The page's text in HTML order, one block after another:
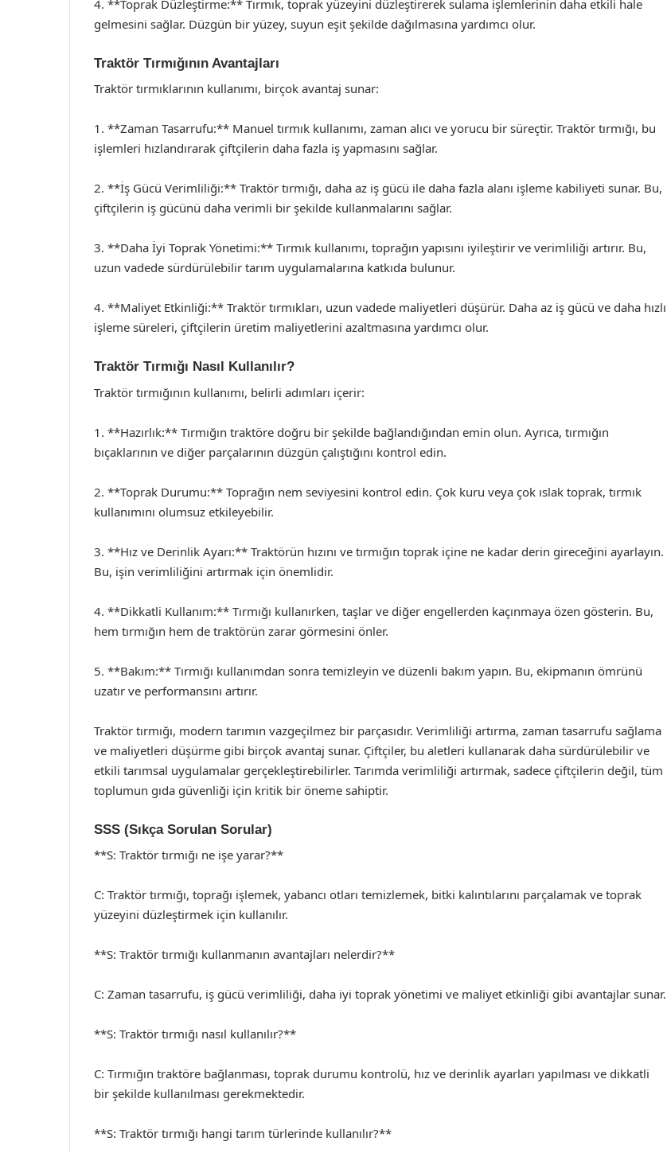
4. **Toprak Düzleştirme:** Tırmık, toprak yüzeyini düzleştirerek sulama işlemlerinin daha etkili hale
gelmesini sağlar. Düzgün bir yüzey, suyun eşit şekilde dağılmasına yardımcı olur.
Traktör Tırmığının Avantajları
Traktör tırmıklarının kullanımı, birçok avantaj sunar:
1. **Zaman Tasarrufu:** Manuel tırmık kullanımı, zaman alıcı ve yorucu bir süreçtir. Traktör tırmığı, bu
işlemleri hızlandırarak çiftçilerin daha fazla iş yapmasını sağlar.
2. **İş Gücü Verimliliği:** Traktör tırmığı, daha az iş gücü ile daha fazla alanı işleme kabiliyeti sunar. Bu,
çiftçilerin iş gücünü daha verimli bir şekilde kullanmalarını sağlar.
3. **Daha İyi Toprak Yönetimi:** Tırmık kullanımı, toprağın yapısını iyileştirir ve verimliliği artırır. Bu,
uzun vadede sürdürülebilir tarım uygulamalarına katkıda bulunur.
4. **Maliyet Etkinliği:** Traktör tırmıkları, uzun vadede maliyetleri düşürür. Daha az iş gücü ve daha hızlı
işleme süreleri, çiftçilerin üretim maliyetlerini azaltmasına yardımcı olur.
Traktör Tırmığı Nasıl Kullanılır?
Traktör tırmığının kullanımı, belirli adımları içerir:
1. **Hazırlık:** Tırmığın traktöre doğru bir şekilde bağlandığından emin olun. Ayrıca, tırmığın
bıçaklarının ve diğer parçalarının düzgün çalıştığını kontrol edin.
2. **Toprak Durumu:** Toprağın nem seviyesini kontrol edin. Çok kuru veya çok ıslak toprak, tırmık
kullanımını olumsuz etkileyebilir.
3. **Hız ve Derinlik Ayarı:** Traktörün hızını ve tırmığın toprak içine ne kadar derin gireceğini ayarlayın.
Bu, işin verimliliğini artırmak için önemlidir.
4. **Dikkatli Kullanım:** Tırmığı kullanırken, taşlar ve diğer engellerden kaçınmaya özen gösterin. Bu,
hem tırmığın hem de traktörün zarar görmesini önler.
5. **Bakım:** Tırmığı kullanımdan sonra temizleyin ve düzenli bakım yapın. Bu, ekipmanın ömrünü
uzatır ve performansını artırır.
Traktör tırmığı, modern tarımın vazgeçilmez bir parçasıdır. Verimliliği artırma, zaman tasarrufu sağlama
ve maliyetleri düşürme gibi birçok avantaj sunar. Çiftçiler, bu aletleri kullanarak daha sürdürülebilir ve
etkili tarımsal uygulamalar gerçekleştirebilirler. Tarımda verimliliği artırmak, sadece çiftçilerin değil, tüm
toplumun gıda güvenliği için kritik bir öneme sahiptir.
SSS (Sıkça Sorulan Sorular)
**S: Traktör tırmığı ne işe yarar?**
C: Traktör tırmığı, toprağı işlemek, yabancı otları temizlemek, bitki kalıntılarını parçalamak ve toprak
yüzeyini düzleştirmek için kullanılır.
**S: Traktör tırmığı kullanmanın avantajları nelerdir?**
C: Zaman tasarrufu, iş gücü verimliliği, daha iyi toprak yönetimi ve maliyet etkinliği gibi avantajlar sunar.
**S: Traktör tırmığı nasıl kullanılır?**
C: Tırmığın traktöre bağlanması, toprak durumu kontrolü, hız ve derinlik ayarları yapılması ve dikkatli
bir şekilde kullanılması gerekmektedir.
**S: Traktör tırmığı hangi tarım türlerinde kullanılır?**